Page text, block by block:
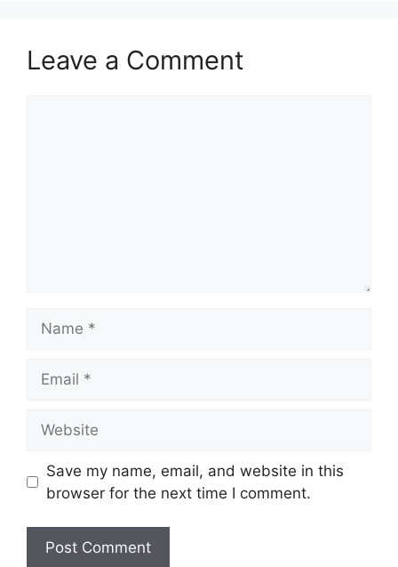
Leave a Comment
Save my name, email, and website in this
browser for the next time I comment.